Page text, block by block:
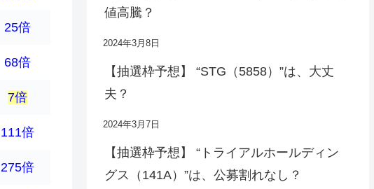
25倍
68倍
7倍
111倍
275倍
値高騰？
2024年3月8日
【抽選枠予想】 “STG（5858）”は、大丈
夫？
2024年3月7日
【抽選枠予想】 “トライアルホールディン
グス（141A）”は、公募割れなし？